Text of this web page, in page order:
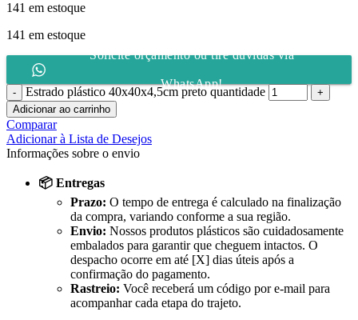
141 em estoque
141 em estoque
Solicite orçamento ou tire dúvidas via
WhatsApp!
Estrado plástico 40x40x4,5cm preto quantidade
Adicionar ao carrinho
Comparar
Adicionar à Lista de Desejos
Informações sobre o envio
📦 Entregas
Prazo: O tempo de entrega é calculado na finalização
da compra, variando conforme a sua região.
Envio: Nossos produtos plásticos são cuidadosamente
embalados para garantir que cheguem intactos. O
despacho ocorre em até [X] dias úteis após a
confirmação do pagamento.
Rastreio: Você receberá um código por e-mail para
acompanhar cada etapa do trajeto.